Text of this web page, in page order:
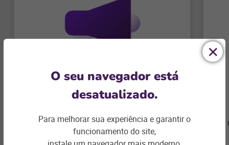
Jornada Completa
comunicação em uma só plataforma.
O seu navegador está
desatualizado.
Para melhorar sua experiência e garantir o
funcionamento do site,